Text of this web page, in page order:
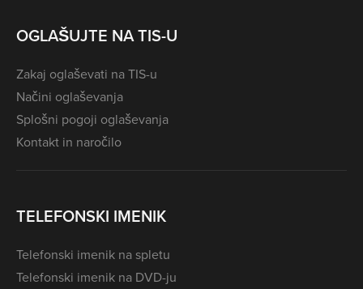
OGLAŠUJTE NA TIS-U
Zakaj oglaševati na TIS-u
Načini oglaševanja
Splošni pogoji oglaševanja
Kontakt in naročilo
TELEFONSKI IMENIK
Telefonski imenik na spletu
Telefonski imenik na DVD-ju